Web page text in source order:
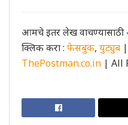
आमचे इतर लेख वाचण्यासाठी
क्लिक करा : फेसबुक, युट्युब
ThePostman.co.in | All